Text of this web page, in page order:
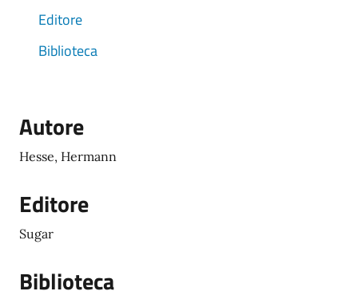
Editore
Biblioteca
Autore
Hesse, Hermann
Editore
Sugar
Biblioteca